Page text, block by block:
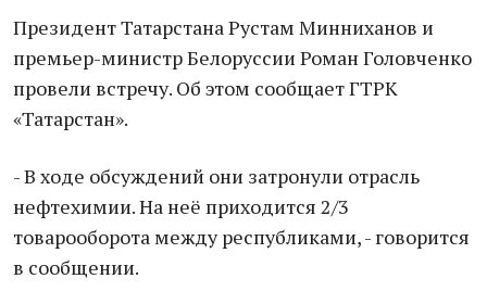
Президент Татарстана Рустам Минниханов и
премьер-министр Белоруссии Роман Головченко
провели встречу. Об этом сообщает ГТРК
«Татарстан».
- В ходе обсуждений они затронули отрасль
нефтехимии. На неё приходится 2/3
товарооборота между республиками, - говорится
в сообщении.